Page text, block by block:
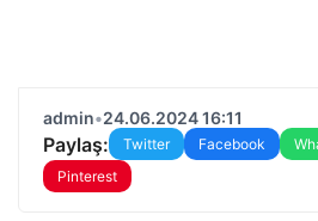
admin•24.06.2024 16:11
Paylaş: Twitter Facebook
Pinterest